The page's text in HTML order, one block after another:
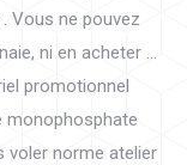
Vous ne pouvez
ni en acheter …
promotionnel
monophosphate
voler norme atelier